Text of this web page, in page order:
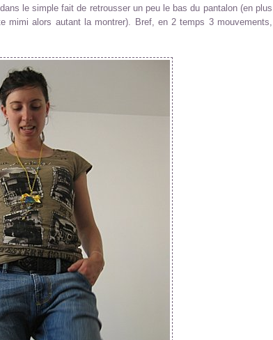
le simple fait de retrousser un peu le bas du pantalon (en plus
mimi alors autant la montrer). Bref, en 2 temps 3 mouvements,